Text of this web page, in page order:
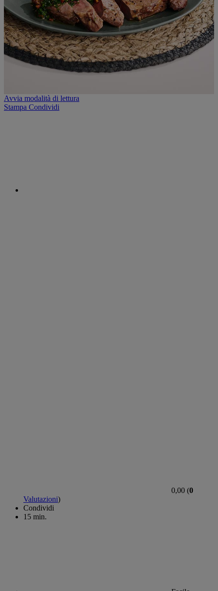
Avvia modalità di lettura
Stampa Condividi
0,00 (0
Valutazioni)
Condividi
15 min.